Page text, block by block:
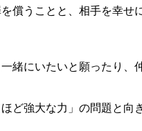
償うことと、相手を幸せ
緒にいたいと願ったり、
ど強大な力」の問題と向